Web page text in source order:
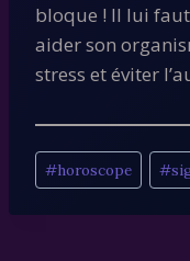
bloque ! Il lui
aider son
stress et éviter
Étiquettes
de
la
#horoscope #